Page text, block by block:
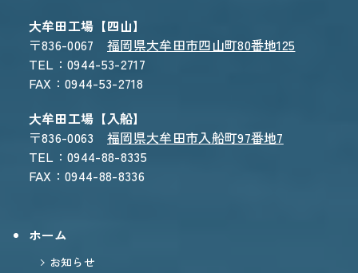
大牟田工場【四山】
〒836-0067福岡県大牟田市四山町80番地125
TEL：0944-53-2717
FAX：0944-53-2718
大牟田工場【入船】
〒836-0063福岡県大牟田市入船町97番地7
TEL：0944-88-8335
FAX：0944-88-8336
ホーム
お知らせ